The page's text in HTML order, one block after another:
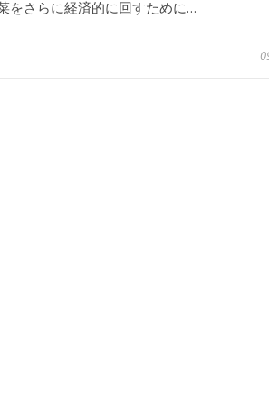
をさらに経済的に回すために…